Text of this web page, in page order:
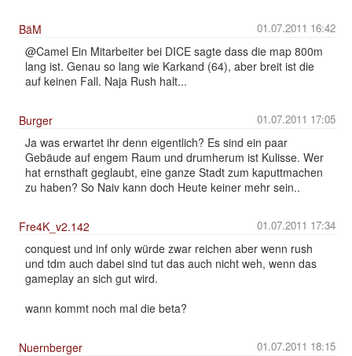
01.07.2011 16:42
BäM
@Camel Ein Mitarbeiter bei DICE sagte dass die map 800m
lang ist. Genau so lang wie Karkand (64), aber breit ist die
auf keinen Fall. Naja Rush halt...
01.07.2011 17:05
Burger
Ja was erwartet ihr denn eigentlich? Es sind ein paar
Gebäude auf engem Raum und drumherum ist Kulisse. Wer
hat ernsthaft geglaubt, eine ganze Stadt zum kaputtmachen
zu haben? So Naiv kann doch Heute keiner mehr sein..
01.07.2011 17:34
Fre4K_v2.142
conquest und inf only würde zwar reichen aber wenn rush
und tdm auch dabei sind tut das auch nicht weh, wenn das
gameplay an sich gut wird.
wann kommt noch mal die beta?
01.07.2011 18:15
Nuernberger